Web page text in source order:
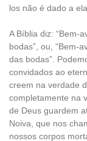
los não é dado a
A Bíblia diz: “Bem-
bodas”, ou, “Bem-
das bodas”.
convidados ao
creem na verdade
completamente na
de Deus guardem
Noiva, que nos
nossos corpos